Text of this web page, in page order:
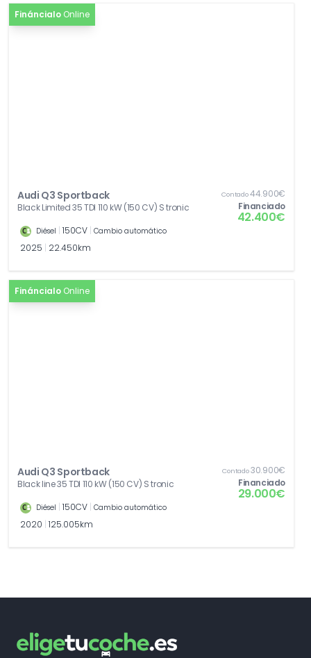
Fináncialo Online
Audi Q3 Sportback
Black Limited 35 TDI 110 kW (150 CV) S tronic
Contado44.900€
Financiado
42.400€
Diésel 150CV Cambio automático
2025 22.450km
Fináncialo Online
Audi Q3 Sportback
Black line 35 TDI 110 kW (150 CV) S tronic
Contado30.900€
Financiado
29.000€
Diésel 150CV Cambio automático
2020 125.005km